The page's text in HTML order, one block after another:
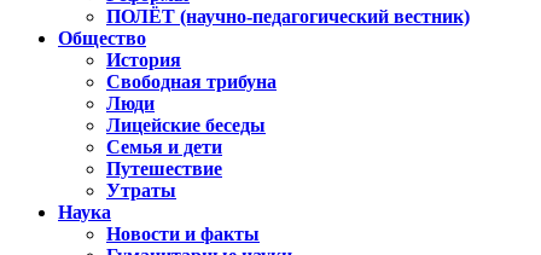
ПОЛЁТ (научно-педагогический вестник)
Общество
История
Свободная трибуна
Люди
Лицейские беседы
Семья и дети
Путешествие
Утраты
Наука
Новости и факты